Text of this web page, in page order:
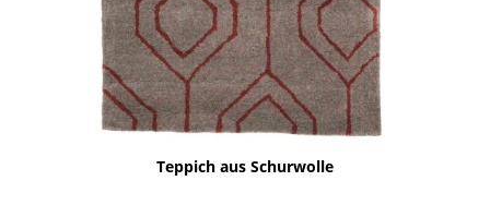
Teppich aus Schurwolle